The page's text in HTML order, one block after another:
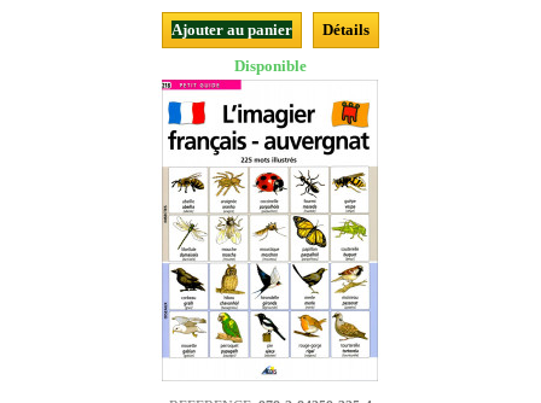
Ajouter au panier
Détails
Disponible